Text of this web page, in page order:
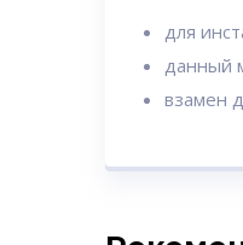
для
данный
взамен